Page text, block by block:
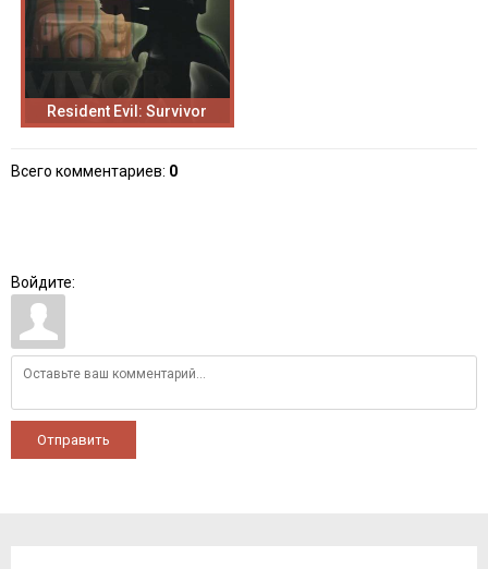
Resident Evil: Survivor
Всего комментариев: 0
Войдите:
Отправить